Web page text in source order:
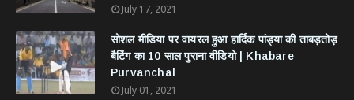
July 17, 2021
सोशल मीडिया पर वायरल हुआ हार्दिक पांड्या की ताबड़तोड़
बैटिंग का 10 साल पुराना वीडियो | Khabare
Purvanchal
July 01, 2021